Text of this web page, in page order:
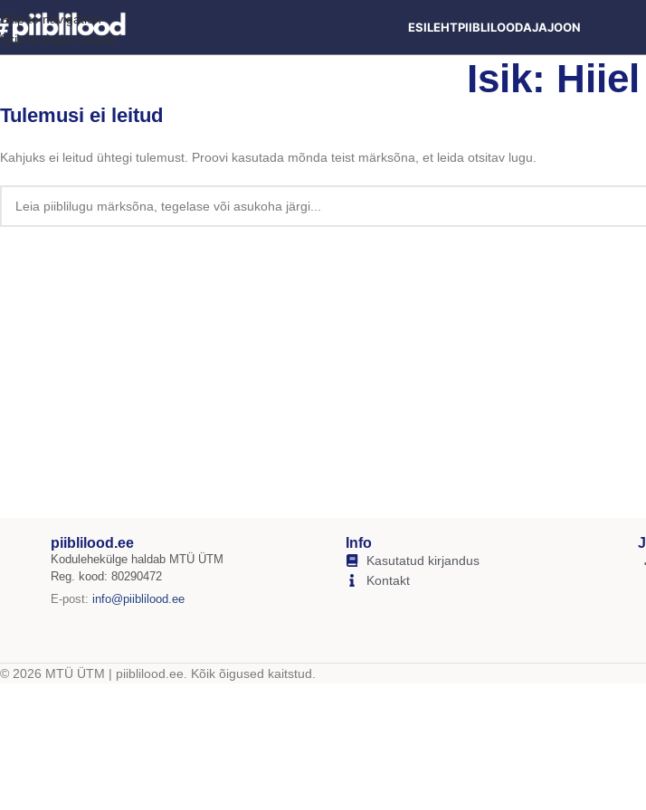
Skip to navigation
Skip to main content
ESILEHTPIIBLILOODAJAJOON
Isik: Hiiel
Tulemusi ei leitud
Kahjuks ei leitud ühtegi tulemust. Proovi kasutada mõnda teist märksõna, et leida otsitav lugu.
piiblilood.ee
Kodulehekülge haldab MTÜ ÜTM
Reg. kood: 80290472
E-post:info@piiblilood.ee
Info
Kasutatud kirjandus
Kontakt
© 2026 MTÜ ÜTM | piiblilood.ee. Kõik õigused kaitstud.